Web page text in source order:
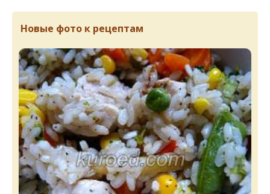
Новые фото к рецептам